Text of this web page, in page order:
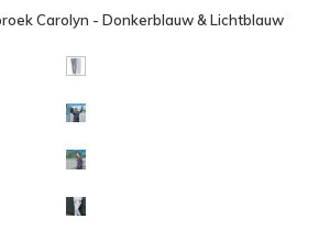
Carolyn - Donkerblauw & Lichtblauw